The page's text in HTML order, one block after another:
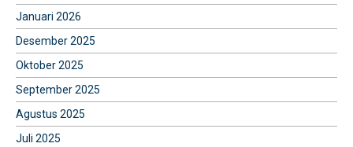
Januari 2026
Desember 2025
Oktober 2025
September 2025
Agustus 2025
Juli 2025